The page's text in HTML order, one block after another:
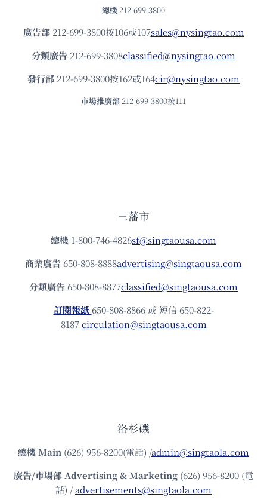
總機 212-699-3800
廣告部212-699-3800按106或107sales@nysingtao.com
分類廣告 212-699-3808classified@nysingtao.com
發⾏部 212-699-3800按162或164cir@nysingtao.com
市場推廣部 212-699-3800按111
三藩市
總機 1-800-746-4826sf@singtaousa.com
商業廣告 650-808-8888advertising@singtaousa.com
分類廣告 650-808-8877classified@singtaousa.com
訂閱報紙 650-808-8866 或 短信 650-822-
8187circulation@singtaousa.com
洛杉磯
總機Main (626) 956-8200(電話) /admin@singtaola.com
廣告/市場部Advertising & Marketing (626) 956-8200 (電
話) /advertisements@singtaola.com